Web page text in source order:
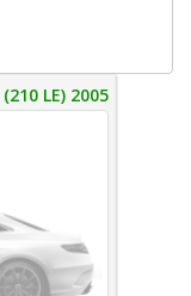
(210 LE) 2005